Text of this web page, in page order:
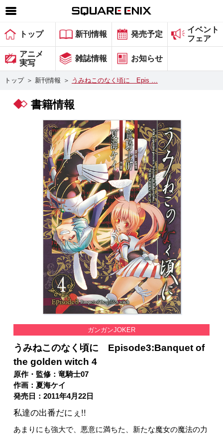
SQUARE ENIX 公式サイトメニュー
ゲーム
マガジン＆ブックス
グッズ
会社情報 採用情報
スクウェア・エニックス サイト内検索
トップ 新刊情報 発売予定
イベント
フェア
アニメ
実写
雑誌情報 お知らせ
トップ ＞ 新刊情報 ＞ うみねこのなく頃に Epis …
書籍情報
ガンガンJOKER
うみねこのなく頃に Episode3:Banquet of
the golden witch 4
原作・監修：竜騎士07
作画：夏海ケイ
発売日：2011年4月22日
私達の出番だにぇ!!
あまりにも強大で、悪意に満ちた、新たな魔女の魔法の力